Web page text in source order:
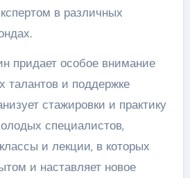
в различных
придает особое внимание
талантов и поддержке
стажировки и практику
специалистов,
и лекции, в которых
и наставляет новое